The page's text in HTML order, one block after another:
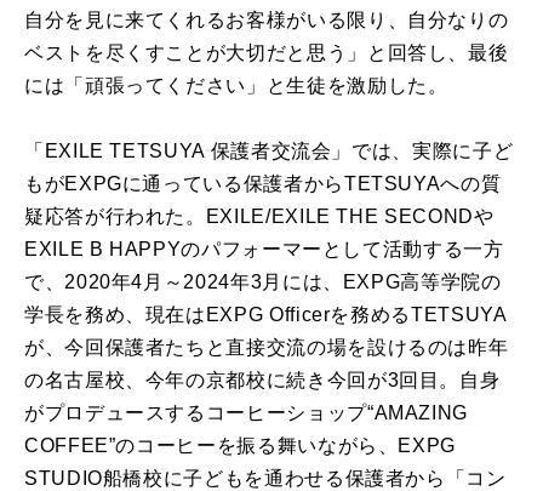
自分を見に来てくれるお客様がいる限り、自分なりの
ベストを尽くすことが大切だと思う」と回答し、最後
には「頑張ってください」と生徒を激励した。
「EXILE TETSUYA 保護者交流会」では、実際に子ど
もがEXPGに通っている保護者からTETSUYAへの質
疑応答が行われた。EXILE/EXILE THE SECONDや
EXILE B HAPPYのパフォーマーとして活動する一方
で、2020年4月～2024年3月には、EXPG高等学院の
学長を務め、現在はEXPG Officerを務めるTETSUYA
が、今回保護者たちと直接交流の場を設けるのは昨年
の名古屋校、今年の京都校に続き今回が3回目。自身
がプロデュースするコーヒーショップ“AMAZING
COFFEE”のコーヒーを振る舞いながら、EXPG
STUDIO船橋校に子どもを通わせる保護者から「コン